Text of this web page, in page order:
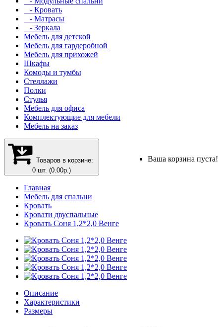
- Кровать
- Матрасы
- Зеркала
Мебель для детской
Мебель для гардеробной
Мебель для прихожей
Шкафы
Комоды и тумбы
Стеллажи
Полки
Стулья
Мебель для офиса
Комплектующие для мебели
Мебель на заказ
Товаров в корзине:
0 шт. (0.00р.)
Ваша корзина пуста!
Главная
Мебель для спальни
Кровать
Кровати двуспальные
Кровать Соня 1,2*2,0 Венге
Описание
Характеристики
Размеры